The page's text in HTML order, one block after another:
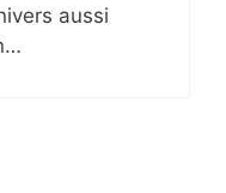
aussi